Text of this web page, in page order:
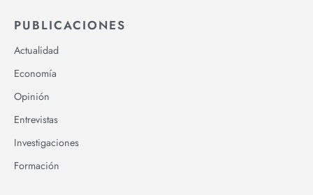
PUBLICACIONES
Actualidad
Economía
Opinión
Entrevistas
Investigaciones
Formación